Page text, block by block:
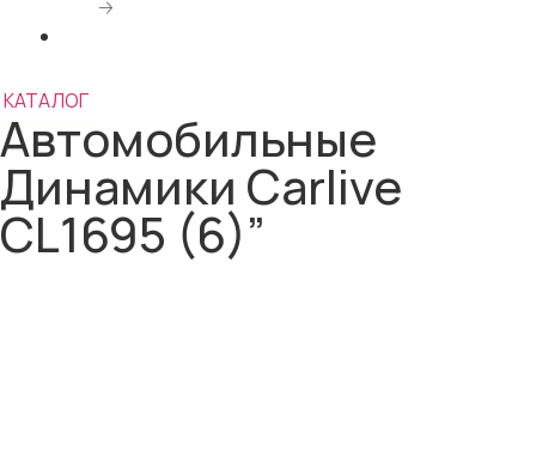
🡢
КАТАЛОГ
Автомобильные
Динамики Carlive
CL1695 (6)”